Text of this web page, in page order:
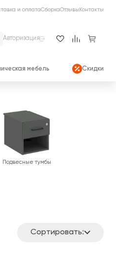
и оплатаСборкаОтзывы Контакты
Авторизация
мебель Скидки
Сортировать:
Подвесные тумбы